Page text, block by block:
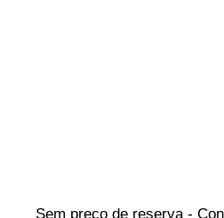
Sem preço de reserva -